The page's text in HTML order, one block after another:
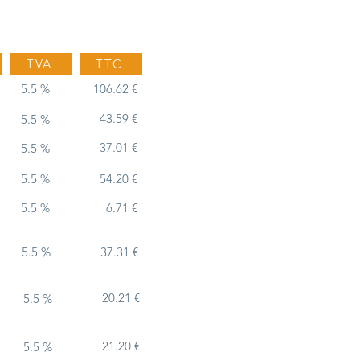
TVA
TTC
5.5 %
106.62 €
5.5 %
43.59 €
5.5 % 37.01 €
5.5 %
54.20 €
5.5 % 6.71 €
5.5 % 37.31 €
5.5 % 20.21 €
5.5 % 21.20 €